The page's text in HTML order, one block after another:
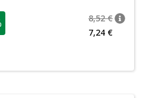
8,52 €
7,24 €